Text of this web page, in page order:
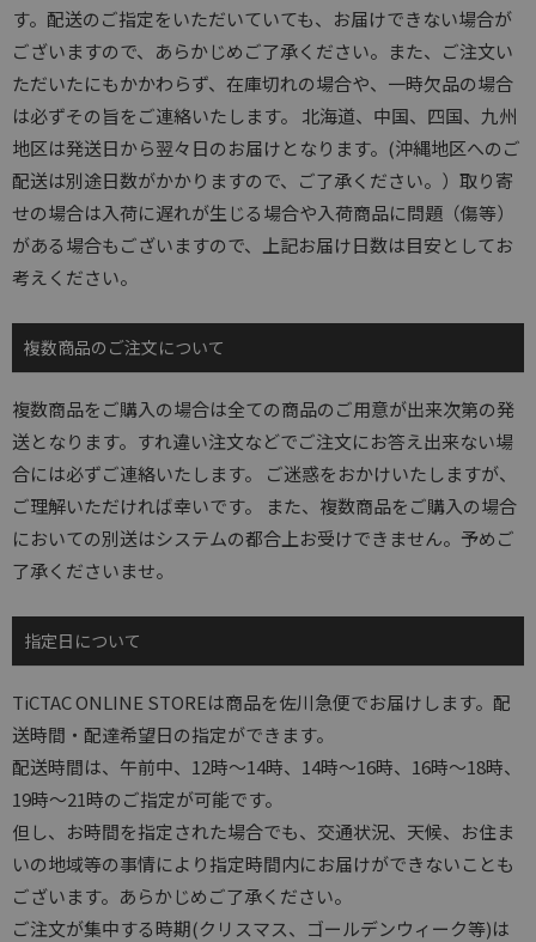
す。配送のご指定をいただいていても、お届けできない場合が
ございますので、あらかじめご了承ください。また、ご注文い
ただいたにもかかわらず、在庫切れの場合や、一時欠品の場合
は必ずその旨をご連絡いたします。 北海道、中国、四国、九州
地区は発送日から翌々日のお届けとなります。(沖縄地区へのご
配送は別途日数がかかりますので、ご了承ください。）取り寄
せの場合は入荷に遅れが生じる場合や入荷商品に問題（傷等）
がある場合もございますので、上記お届け日数は目安としてお
考えください。
複数商品のご注文について
複数商品をご購入の場合は全ての商品のご用意が出来次第の発
送となります。すれ違い注文などでご注文にお答え出来ない場
合には必ずご連絡いたします。 ご迷惑をおかけいたしますが、
ご理解いただければ幸いです。 また、複数商品をご購入の場合
においての別送はシステムの都合上お受けできません。予めご
了承くださいませ。
指定日について
TiCTAC ONLINE STOREは商品を佐川急便でお届けします。配
送時間・配達希望日の指定ができます。
配送時間は、午前中、12時～14時、14時～16時、16時～18時、
19時～21時のご指定が可能です。
但し、お時間を指定された場合でも、交通状況、天候、お住ま
いの地域等の事情により指定時間内にお届けができないことも
ございます。あらかじめご了承ください。
ご注文が集中する時期(クリスマス、ゴールデンウィーク等)は